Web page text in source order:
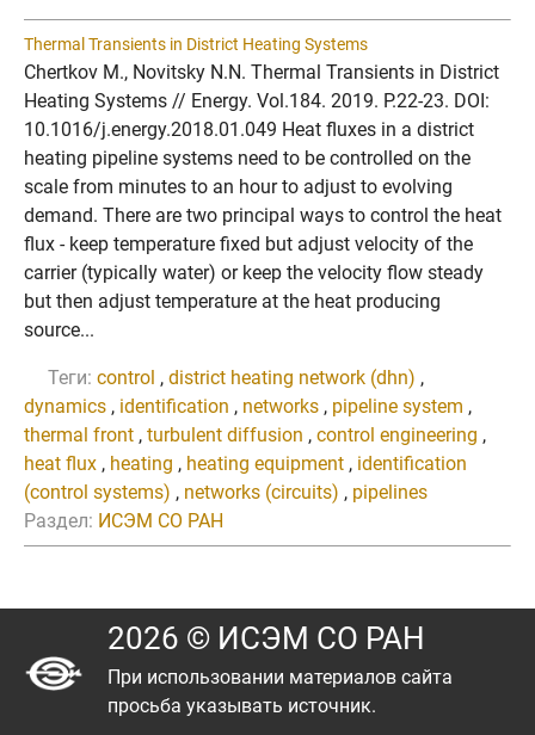
Thermal Transients in District Heating Systems
Chertkov M., Novitsky N.N. Thermal Transients in District
Heating Systems // Energy. Vol.184. 2019. P.22-23. DOI:
10.1016/j.energy.2018.01.049 Heat fluxes in a district
heating pipeline systems need to be controlled on the
scale from minutes to an hour to adjust to evolving
demand. There are two principal ways to control the heat
flux - keep temperature fixed but adjust velocity of the
carrier (typically water) or keep the velocity flow steady
but then adjust temperature at the heat producing
source...
Теги: control , district heating network (dhn) ,
dynamics , identification , networks , pipeline system ,
thermal front , turbulent diffusion , control engineering ,
heat flux , heating , heating equipment , identification
(control systems) , networks (circuits) , pipelines
Раздел: ИСЭМ СО РАН
2026 © ИСЭМ СО РАН
При использовании материалов сайта
просьба указывать источник.